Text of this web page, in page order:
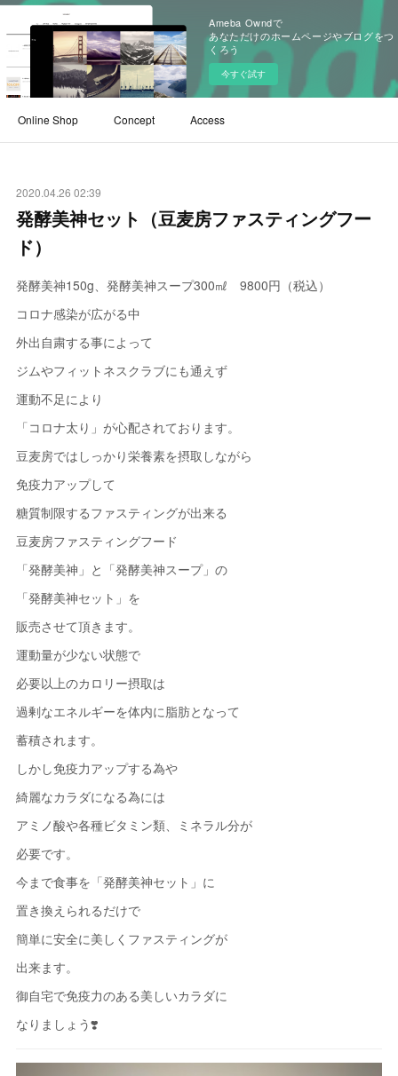
Ameba Owndで
あなただけのホームページやブログをつ
くろう
今すぐ試す
Online Shop Concept Access
2020.04.26 02:39
発酵美神セット（豆麦房ファスティングフー
ド）
発酵美神150g、発酵美神スープ300㎖ 9800円（税込）
コロナ感染が広がる中
外出自粛する事によって
ジムやフィットネスクラブにも通えず
運動不足により
「コロナ太り」が心配されております。
豆麦房ではしっかり栄養素を摂取しながら
免疫力アップして
糖質制限するファスティングが出来る
豆麦房ファスティングフード
「発酵美神」と「発酵美神スープ」の
「発酵美神セット」を
販売させて頂きます。
運動量が少ない状態で
必要以上のカロリー摂取は
過剰なエネルギーを体内に脂肪となって
蓄積されます。
しかし免疫力アップする為や
綺麗なカラダになる為には
アミノ酸や各種ビタミン類、ミネラル分が
必要です。
今まで食事を「発酵美神セット」に
置き換えられるだけで
簡単に安全に美しくファスティングが
出来ます。
御自宅で免疫力のある美しいカラダに
なりましょう❣️